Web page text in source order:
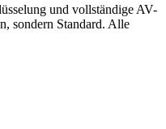
und vollständige AV-
sondern Standard. Alle